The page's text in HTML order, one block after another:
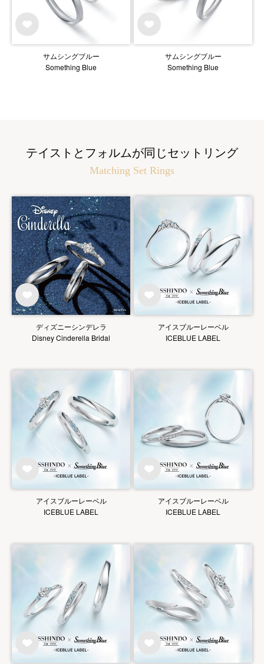
サムシングブルー
Something Blue
サムシングブルー
Something Blue
テイストとフォルムが同じセットリング
Matching Set Rings
ディズニーシンデレラ
Disney Cinderella Bridal
アイスブルーレーベル
ICEBLUE LABEL
アイスブルーレーベル
ICEBLUE LABEL
アイスブルーレーベル
ICEBLUE LABEL